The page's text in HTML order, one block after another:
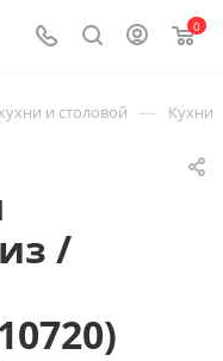
0
и столовой — Кухни
/